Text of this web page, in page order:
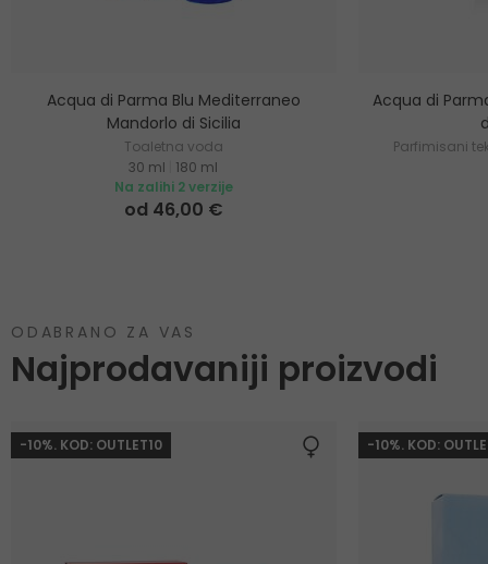
Acqua di Parma Blu Mediterraneo
Mandorlo di Sicilia
Toaletna voda
30 ml
180 ml
Na zalihi 2 verzije
od 46,00 €
Acqua di
Parfimisani
ODABRANO ZA VAS
Najprodavaniji proizvodi
-10%. KOD: OUTLET10 -10%. KOD: